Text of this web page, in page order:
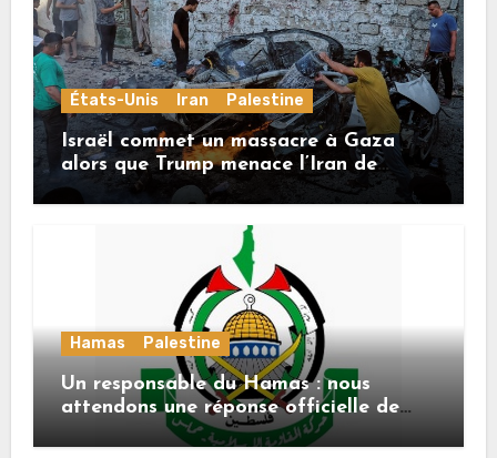
États-Unis Iran Palestine
Israël commet un massacre à Gaza
alors que Trump menace l’Iran de
«décapitation»
Hamas Palestine
Un responsable du Hamas : nous
attendons une réponse officielle de
Mladenov concernant la feuille de